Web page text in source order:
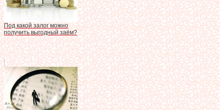
Под какой залог можно
получить выгодный заём?